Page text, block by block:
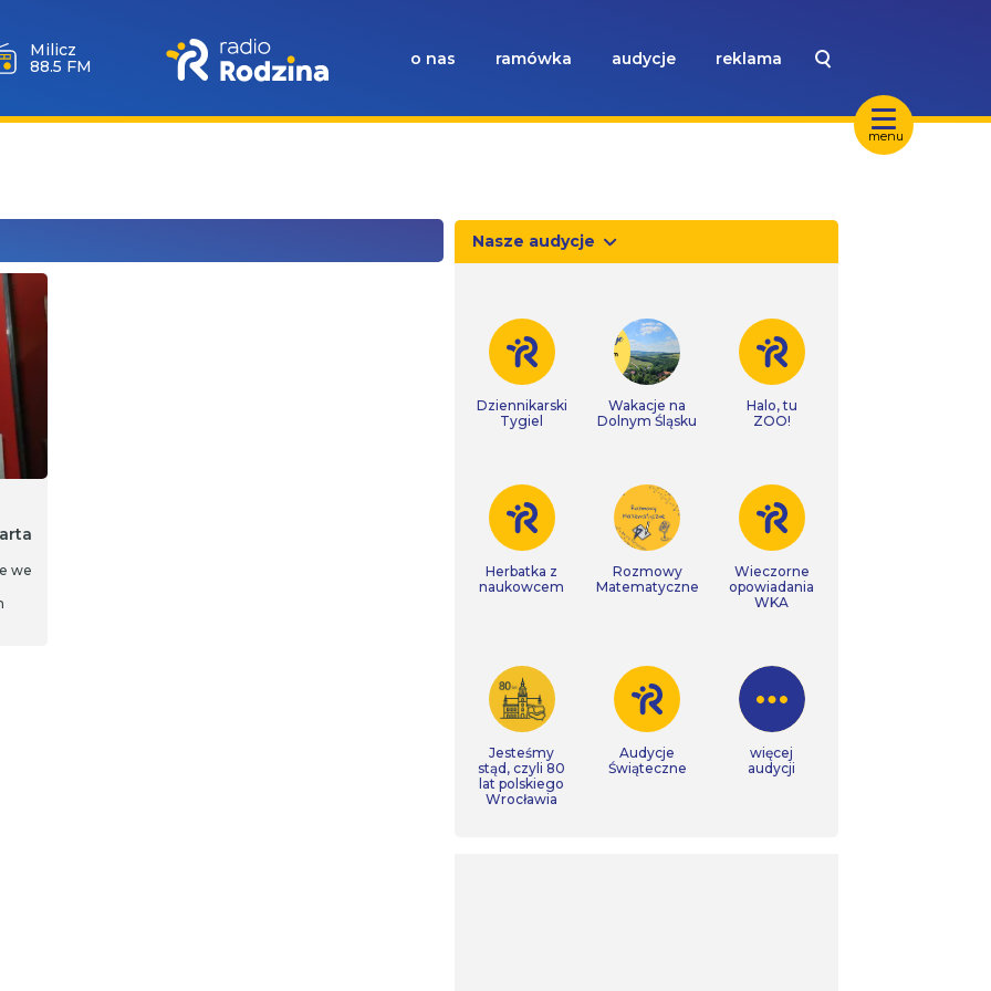
menu
Milicz
88.5 FM
o nas ramówka audycje reklama
we
Nasze audycje
Dziennikarski
Tygiel
Wakacje na
Dolnym Śląsku
Halo, tu
ZOO!
Herbatka z
naukowcem
Rozmowy
Matematyczne
Wieczorne
opowiadania
WKA
Jesteśmy
stąd, czyli 80
lat polskiego
Wrocławia
Audycje
Świąteczne
więcej
audycji